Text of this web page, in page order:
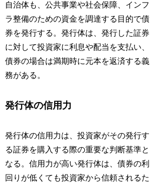
自治体も、公共事業や社会保障、インフ
ラ整備のための資金を調達する目的で債
券を発行する。発行体は、発行した証券
に対して投資家に利息や配当を支払い、
債券の場合は満期時に元本を返済する義
務がある。
発行体の信用力
発行体の信用力は、投資家がその発行す
る証券を購入する際の重要な判断基準と
なる。信用力が高い発行体は、債券の利
回りが低くても投資家から信頼されるた